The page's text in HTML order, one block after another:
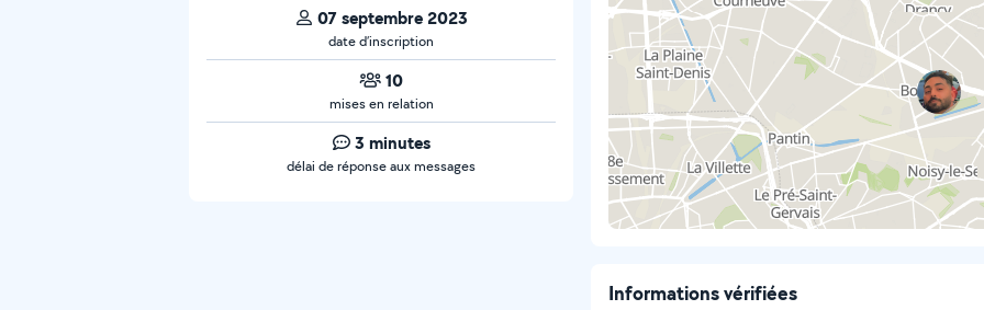
07 septembre 2023
date d’inscription
10
mises en relation
3 minutes
délai de réponse aux messages
Informations vérifiées